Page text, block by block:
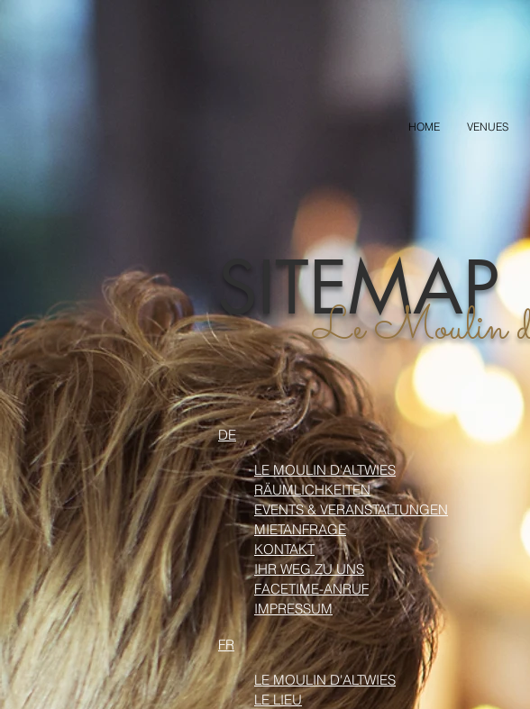
HOME VENUES
SITEMAP
Le Moulin
DE
LE MOULIN D'ALTWIES
RÄUMLICHKEITEN
EVENTS & VERANSTALTUNGEN
MIETANFRAGE
KONTAKT
IHR WEG ZU UNS
FACETIME-ANRUF
IMPRESSUM
FR
LE MOULIN D'ALTWIES
LE LIEU